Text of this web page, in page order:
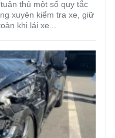
thủ một số quy tắc
xuyên kiểm tra xe, giữ
khi lái xe...